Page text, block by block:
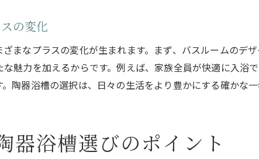
陶器浴槽のメリットとデメリットを徹底解説
陶器浴槽のメリットと他素材との違いを比
陶器浴槽のデメリットや注意点もしっかり
陶器浴槽の寿命や長持ちさせるコツとは
陶器浴槽のデメリットを補う活用アイデア
の変化
まなプラスの変化が生まれます。まず、バスルームのデ
魅力を加えるからです。例えば、家族全員が快適に入浴
陶器浴槽の選択は、日々の生活をより豊かにする確かな一
器浴槽選びのポイント